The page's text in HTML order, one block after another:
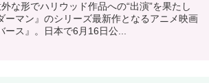
な形でハリウッド作品への“出演”を果たし
マン』のシリーズ最新作となるアニメ映画
ース』。日本で6月16日公...